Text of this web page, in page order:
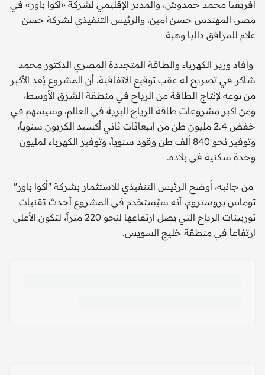
أفريقيا محمد حمدوش، والمدير الإقليمي لشركة «أكوا باور» في
مصر، المهندس حسن أمين، والرئيس التنفيذي لشركة حسن
علام للمرافق داليا وهبة.
وأفاد وزير الكهرباء والطاقة المتجددة المصري الدكتور محمد
شاكر في تصريح له عقب توقيع الاتفاقية، أن المشروع يُعد الأكبر
من نوعه لإنتاج الطاقة من الرياح في منطقة الشرق الأوسط،
ومن أكبر مشروعات طاقة الرياح البرية في العالم، وسيسهم في
خفض 2.4 مليون طن من انبعاثات ثاني أكسيد الكربون سنوياً،
وتوفير نحو 840 ألف طن وقود سنوياً، وتوفير الكهرباء لمليون
وحدة سكنية في بلاده.
من جانبه، أوضح الرئيس التنفيذي للاستثمار بشركة "أكوا باور"
توماس بروستروم، أنه سيُستخدم في المشروع أحدث تقنيات
توربينات الرياح التي يصل ارتفاعها لنحو 220 متراً، لتكون الأعلى
ارتفاعاً في منطقة خليج السويس.